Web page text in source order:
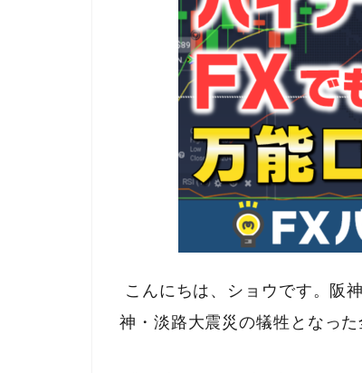
こんにちは、ショウです。阪
神・淡路大震災の犠牲となっ